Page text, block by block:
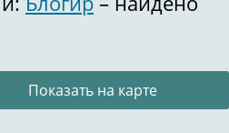
Показать на карте